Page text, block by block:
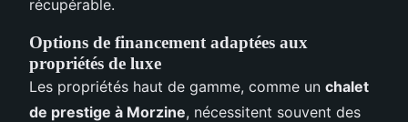
récupérable.
Options de financement adaptées aux
propriétés de luxe
Les propriétés haut de gamme, comme un chalet
de prestige à Morzine, nécessitent souvent des